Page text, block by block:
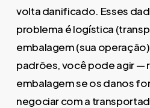
volta danificado. Esses
problema é logística
embalagem (sua
padrões, você pode agir —
embalagem se os danos
negociar com a